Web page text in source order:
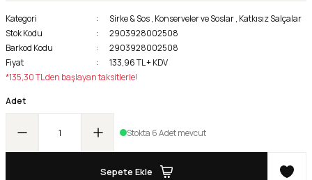
Kategori Sirke & Sos , Konserveler ve Soslar , Katkısız Salçalar
Stok Kodu
2903928002508
Barkod Kodu
2903928002508
Fiyat
133,96 TL + KDV
*135,30 TL den başlayan taksitlerle!
Adet
Stokta 6 Adet mevcut
Sepete Ekle